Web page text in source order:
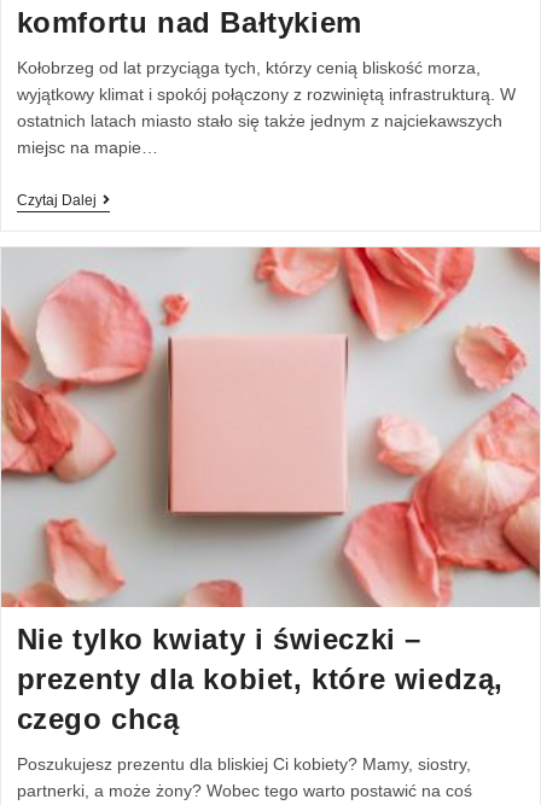
komfortu nad Bałtykiem
Kołobrzeg od lat przyciąga tych, którzy cenią bliskość morza,
wyjątkowy klimat i spokój połączony z rozwiniętą infrastrukturą. W
ostatnich latach miasto stało się także jednym z najciekawszych
miejsc na mapie…
Czytaj Dalej
Nie tylko kwiaty i świeczki –
prezenty dla kobiet, które wiedzą,
czego chcą
Poszukujesz prezentu dla bliskiej Ci kobiety? Mamy, siostry,
partnerki, a może żony? Wobec tego warto postawić na coś